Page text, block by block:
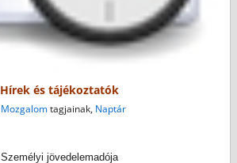
Hírek és tájékoztatók
Mozgalomtagjainak, Naptár
Személyi jövedelemadója